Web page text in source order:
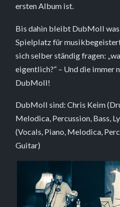
ersten Album ist.
Bis dahin bleibt DubMoll was
Spielplatz für
sich selber ständig fragen:
eigentlich?“ – Und die immer
DubMoll!
DubMoll sind: Chris Keim
Melodica, Percussion, Bass,
(Vocals, Piano, Melodica,
Guitar)